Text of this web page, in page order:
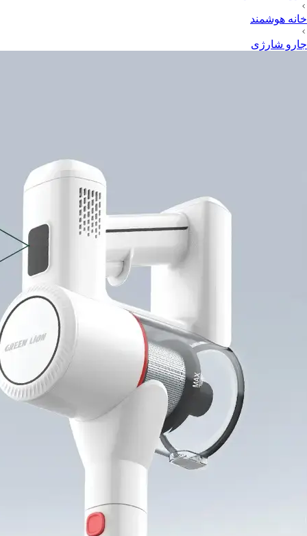
خانه هوشمند
جارو شارژی